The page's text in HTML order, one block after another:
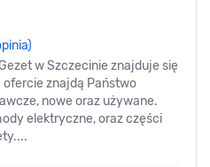
w Szczecinie znajduje się
ofercie znajdą Państwo
nowe oraz używane.
elektryczne, oraz części